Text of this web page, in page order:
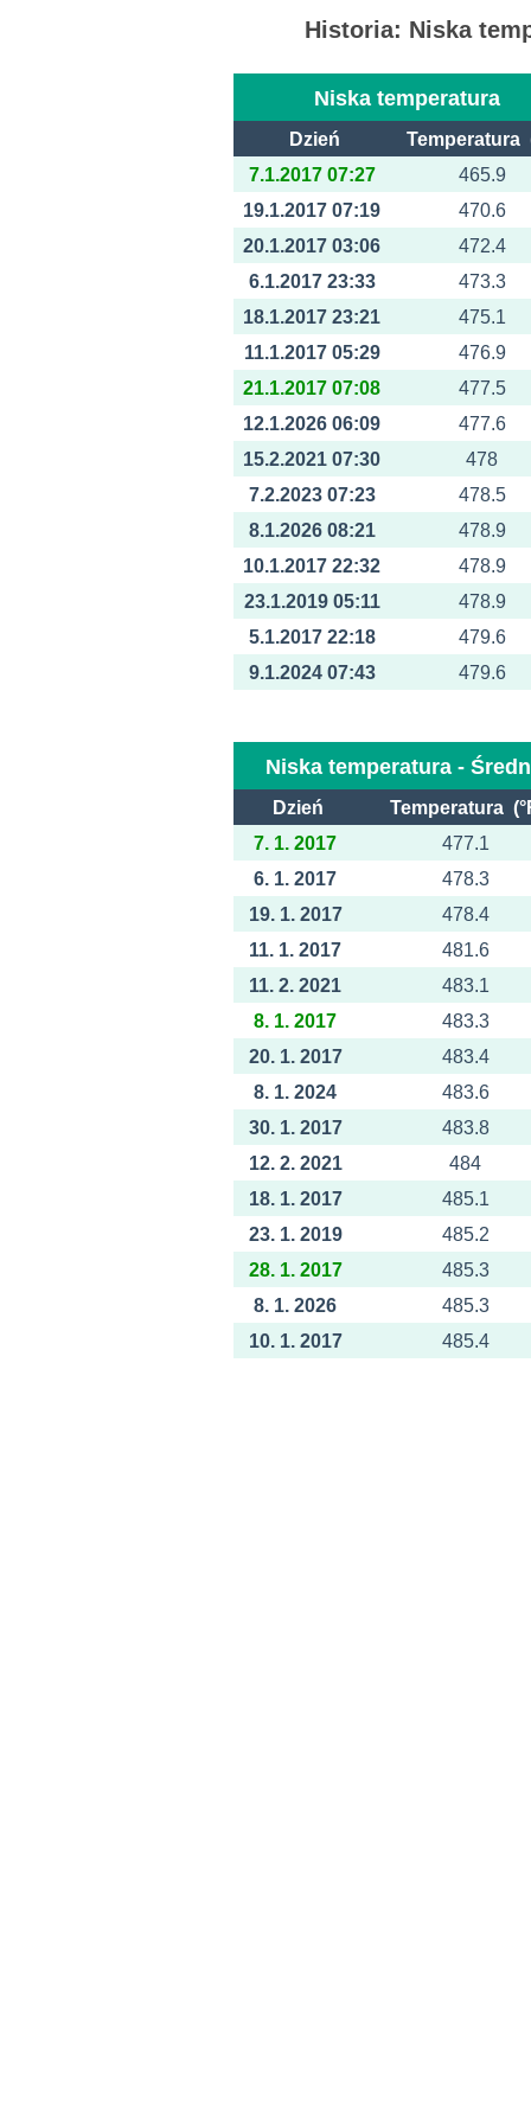
Historia: Niska
Niska temperatura
Dzień
Temperatura
7.1.2017 07:27
465.9
19.1.2017 07:19
470.6
20.1.2017 03:06
472.4
6.1.2017 23:33
473.3
18.1.2017 23:21
475.1
11.1.2017 05:29
476.9
21.1.2017 07:08
477.5
12.1.2026 06:09
477.6
15.2.2021 07:30
478
7.2.2023 07:23
478.5
8.1.2026 08:21
478.9
10.1.2017 22:32
478.9
23.1.2019 05:11
478.9
5.1.2017 22:18
479.6
9.1.2024 07:43
479.6
Niska temperatura -
Dzień
Temperatura
7. 1. 2017
477.1
6. 1. 2017
478.3
19. 1. 2017
478.4
11. 1. 2017
481.6
11. 2. 2021
483.1
8. 1. 2017
483.3
20. 1. 2017
483.4
8. 1. 2024
483.6
30. 1. 2017
483.8
12. 2. 2021
484
18. 1. 2017
485.1
23. 1. 2019
485.2
28. 1. 2017
485.3
8. 1. 2026
485.3
10. 1. 2017
485.4